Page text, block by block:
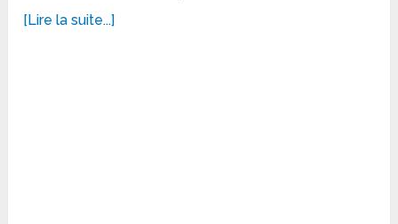
[Lire la suite...]